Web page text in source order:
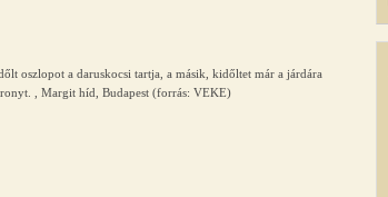
oszlopot a daruskocsi tartja, a másik, kidőltet már a járdára
, Margit híd, Budapest (forrás: VEKE)